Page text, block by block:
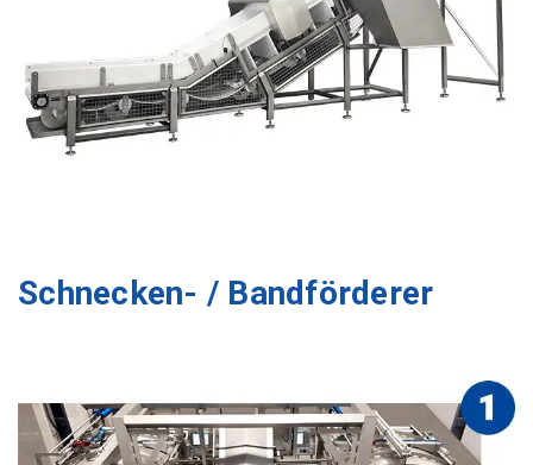
Schnecken- / Bandförderer